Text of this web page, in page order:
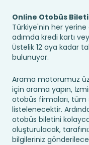
Online Otobüs
Türkiye'nin her
adımda kredi kartı
Üstelik 12 aya kadar
bulunuyor.
Arama motorumuz
için arama yapın,
otobüs firmaları, tüm
listelenecektir.
otobüs biletini
oluşturulacak,
bilgileriniz